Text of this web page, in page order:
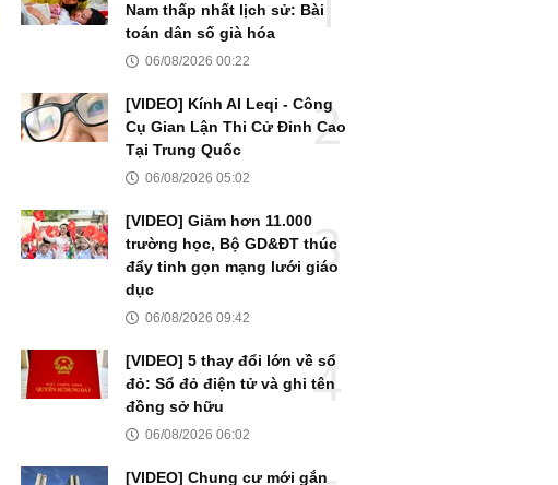
Nam thấp nhất lịch sử: Bài
toán dân số già hóa
06/08/2026 00:22
[VIDEO] Kính AI Leqi - Công
Cụ Gian Lận Thi Cử Đỉnh Cao
Tại Trung Quốc
06/08/2026 05:02
[VIDEO] Giảm hơn 11.000
trường học, Bộ GD&ĐT thúc
đẩy tinh gọn mạng lưới giáo
dục
06/08/2026 09:42
[VIDEO] 5 thay đổi lớn về sổ
đỏ: Sổ đỏ điện tử và ghi tên
đồng sở hữu
06/08/2026 06:02
[VIDEO] Chung cư mới gắn